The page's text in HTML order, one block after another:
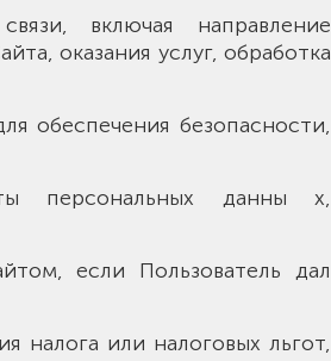
включая направление
оказания услуг, обработка
обеспечения безопасности,
персональных данны х,
если Пользователь дал
налога или налоговых льгот,